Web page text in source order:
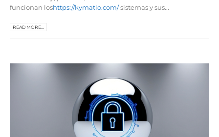
funcionan loshttps://kymatio.com/sistemas y sus...
READ MORE...